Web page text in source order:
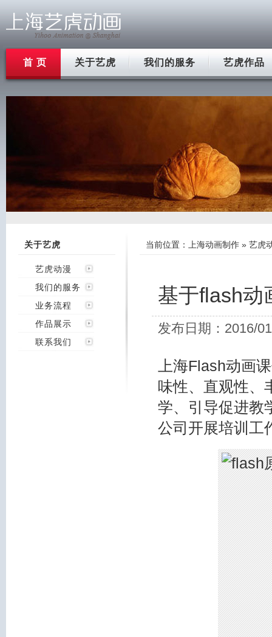
首 页 关于艺虎 我们的服务 艺虎作品
关于艺虎
艺虎动漫
我们的服务
业务流程
作品展示
联系我们
当前位置： 上海动画制作 » 艺虎
基于flash动
发布日期：2016/
上海Flash动画
味性、直观性、
学、引导促进教
公司开展培训工